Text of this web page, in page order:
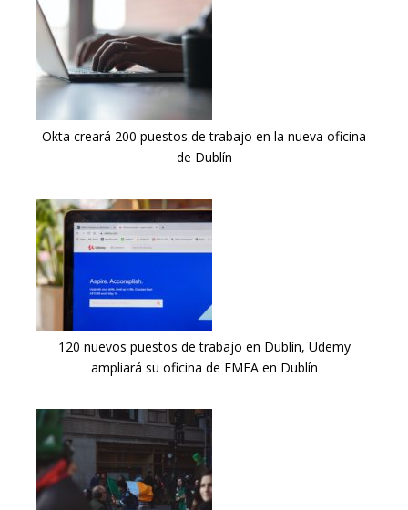
Okta creará 200 puestos de trabajo en la nueva oficina
de Dublín
120 nuevos puestos de trabajo en Dublín, Udemy
ampliará su oficina de EMEA en Dublín